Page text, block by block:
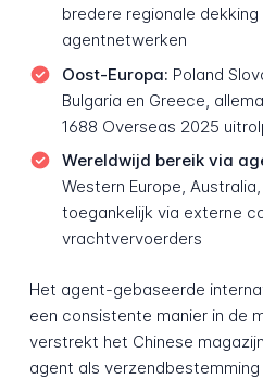
bredere regionale
agentnetwerken
Oost-Europa: Poland
Bulgaria en Greece,
1688 Overseas 2025
Wereldwijd bereik via
Western Europe,
toegankelijk via externe
vrachtvervoerders
Het agent-gebaseerde
een consistente manier in de
verstrekt het Chinese
agent als